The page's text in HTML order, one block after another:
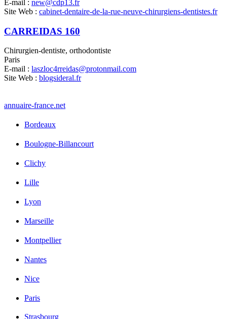
E-mail : new@cdp13.fr
Site Web : cabinet-dentaire-de-la-rue-neuve-chirurgiens-dentistes.fr
CARREIDAS 160
Chirurgien-dentiste, orthodontiste
Paris
E-mail : laszloc4rreidas@protonmail.com
Site Web : blogsideral.fr
annuaire-france.net
Bordeaux
Boulogne-Billancourt
Clichy
Lille
Lyon
Marseille
Montpellier
Nantes
Nice
Paris
Strasbourg